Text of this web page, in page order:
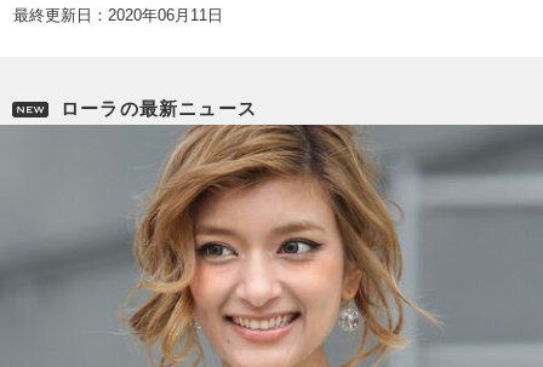
最終更新日：2020年06月11日
ローラの最新ニュース